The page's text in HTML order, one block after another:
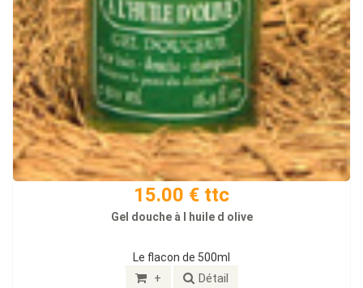
15.00 € ttc
Gel douche à l huile d olive
Le flacon de 500ml
+ Détail